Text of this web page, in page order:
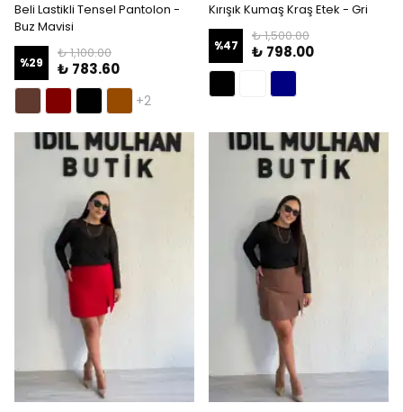
Beli Lastikli Tensel Pantolon -
Buz Mavisi
%29
₺ 1,100.00
₺ 783.60
+2
Kırışık Kumaş Kraş Etek - Gri
%47
₺ 1,500.00
₺ 798.00